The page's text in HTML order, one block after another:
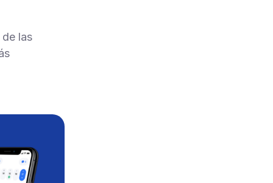
las